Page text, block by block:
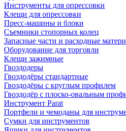
Инструменты для опрессовки
Клещи для опрессовки
Пресс-машины и блоки
Съемники стопорных колец
Запасные части и расходные
Оборудование для торговли
Клещи зажимные
Гвоздодеры
Гвоздодёры стандартные
Гвоздодёры с круглым профилем
Гвоздодёр с плоско-овальным
Инструмент Parat
Портфели и чемоданы для
Сумки для инструментов